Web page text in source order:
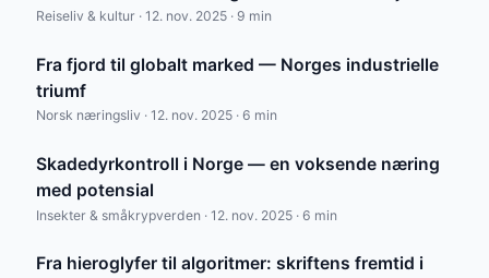
Reiseliv & kultur · 12. nov. 2025 · 9 min
Fra fjord til globalt marked — Norges industrielle
triumf
Norsk næringsliv · 12. nov. 2025 · 6 min
Skadedyrkontroll i Norge — en voksende næring
med potensial
Insekter & småkrypverden · 12. nov. 2025 · 6 min
Fra hieroglyfer til algoritmer: skriftens fremtid i